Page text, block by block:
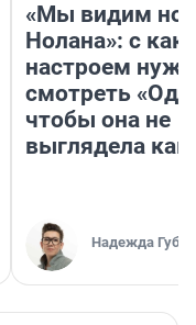
«Мы видим
Нолана»: с
настроем
смотреть
чтобы она не
выглядела как
Надежда